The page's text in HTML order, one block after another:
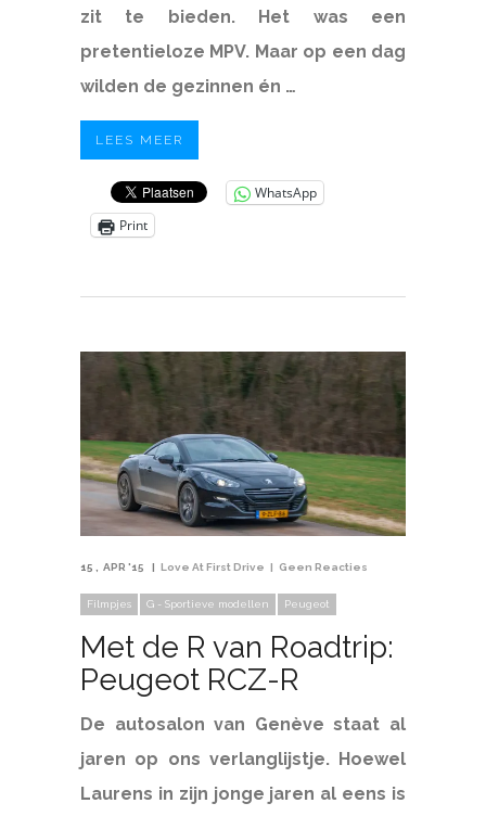
zit te bieden. Het was een
pretentieloze MPV. Maar op een dag
wilden de gezinnen én …
LEES MEER
WhatsApp
Print
15 APR '15 Love At First Drive Geen Reacties
Filmpjes G - Sportieve modellen Peugeot
Met de R van Roadtrip:
Peugeot RCZ-R
De autosalon van Genève staat al
jaren op ons verlanglijstje. Hoewel
Laurens in zijn jonge jaren al eens is